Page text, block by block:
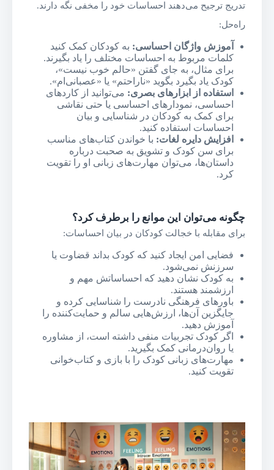
تدریج ترجیح می‌دهند احساسات خود را مخفی نگه دارند.
راه‌حل:
آموزش واژگان احساسی: به کودکان کمک کنید
کلمات مربوط به احساسات مختلف را یاد بگیرند.
برای مثال، به جای گفتن «حالم خوب نیست»،
کودک یاد بگیرد بگوید «ناراحتم» یا «عصبانی‌ام».
استفاده از ابزارهای بصری: می‌توانید از کاردهای
احساسی، نمودارهای احساسی یا حتی نقاشی
برای کمک به کودکان در شناسایی و بیان
احساسات استفاده کنید.
افزایش دایره لغات: با خواندن کتاب‌های مناسب
برای سن کودک و تشویق به صحبت درباره
داستان‌ها، می‌توان مهارت‌های زبانی او را تقویت
کرد.
چگونه می‌توان این موانع را برطرف کرد؟
برای مقابله با خجالت کودکان در بیان احساسات:
فضایی امن ایجاد کنید که کودک بداند قضاوت یا
سرزنش نمی‌شود.
به کودک نشان دهید که احساساتش مهم و
ارزشمند هستند.
باورهای فرهنگی نادرست را شناسایی کرده و
جایگزین آن‌ها، ارزش‌هایی سالم و حمایت‌کننده را
آموزش دهید.
اگر کودک تجربیات منفی داشته است، از مشاوره
یا روان‌درمانی کمک بگیرید.
مهارت‌های زبانی کودک را با بازی و کتاب‌خوانی
تقویت کنید.